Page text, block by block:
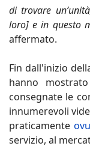
di trovare
loro] e in questo
affermato.
Fin dall'inizio
hanno
consegnate le
innumerevoli
praticamente
servizio, al